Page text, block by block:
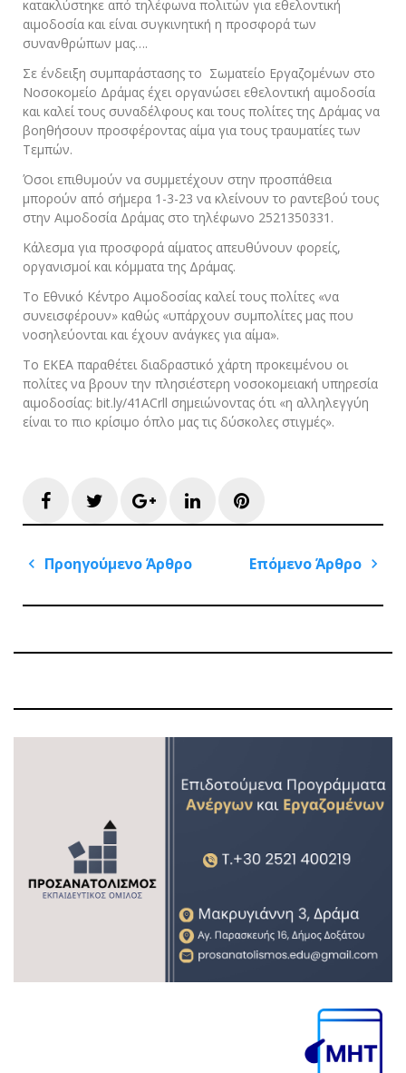
κατακλύστηκε από τηλέφωνα πολιτών για εθελοντική
αιμοδοσία και είναι συγκινητική η προσφορά των
συνανθρώπων μας….
Σε ένδειξη συμπαράστασης το Σωματείο Εργαζομένων στο
Νοσοκομείο Δράμας έχει οργανώσει εθελοντική αιμοδοσία
και καλεί τους συναδέλφους και τους πολίτες της Δράμας να
βοηθήσουν προσφέροντας αίμα για τους τραυματίες των
Τεμπών.
Όσοι επιθυμούν να συμμετέχουν στην προσπάθεια
μπορούν από σήμερα 1-3-23 να κλείνουν το ραντεβού τους
στην Αιμοδοσία Δράμας στο τηλέφωνο 2521350331.
Κάλεσμα για προσφορά αίματος απευθύνουν φορείς,
οργανισμοί και κόμματα της Δράμας.
Το Εθνικό Κέντρο Αιμοδοσίας καλεί τους πολίτες «να
συνεισφέρουν» καθώς «υπάρχουν συμπολίτες μας που
νοσηλεύονται και έχουν ανάγκες για αίμα».
Το ΕΚΕΑ παραθέτει διαδραστικό χάρτη προκειμένου οι
πολίτες να βρουν την πλησιέστερη νοσοκομειακή υπηρεσία
αιμοδοσίας: bit.ly/41ACrll σημειώνοντας ότι «η αλληλεγγύη
είναι το πιο κρίσιμο όπλο μας τις δύσκολες στιγμές».
FacebookTwitterGoogle+LinkedInPinterest
Πλοήγηση
Προηγούμενο Άρθρο
Επόμενο Άρθρο